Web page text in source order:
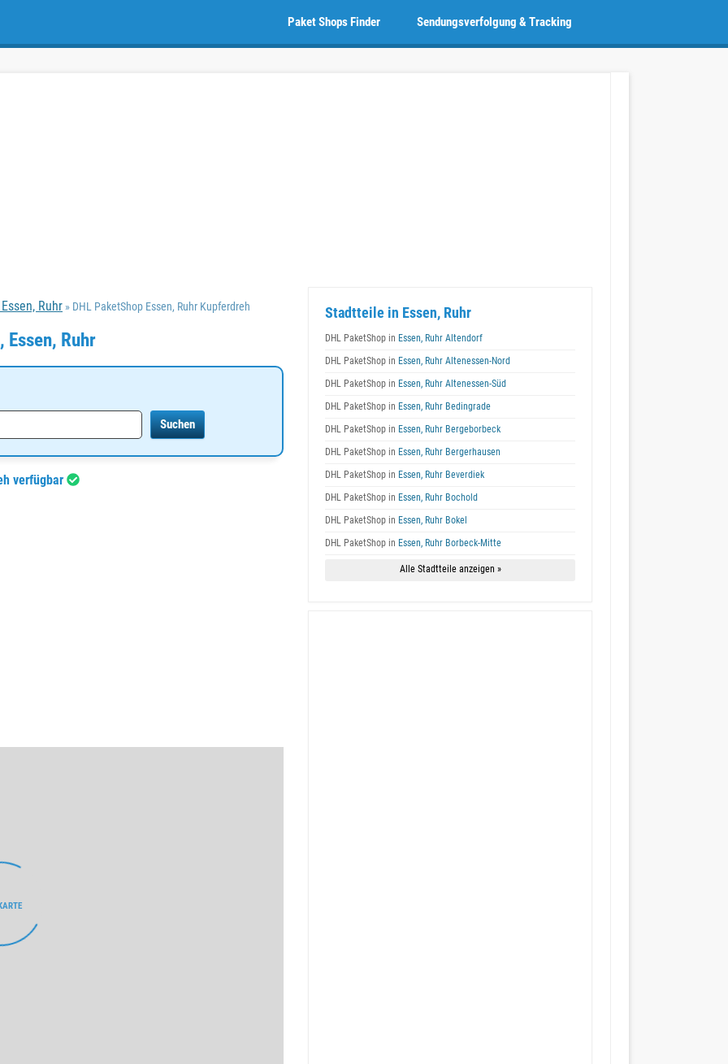
Sendungsverfolgung & Tracking
Paket Shops Finder
Ruhr » DHL PaketShop Essen, Ruhr Kupferdreh
Essen, Ruhr
verfügbar
Stadtteile in Essen, Ruhr
DHL PaketShop in Essen, Ruhr Altendorf
DHL PaketShop in Essen, Ruhr Altenessen-Nord
DHL PaketShop in Essen, Ruhr Altenessen-Süd
DHL PaketShop in Essen, Ruhr Bedingrade
DHL PaketShop in Essen, Ruhr Bergeborbeck
DHL PaketShop in Essen, Ruhr Bergerhausen
DHL PaketShop in Essen, Ruhr Beverdiek
DHL PaketShop in Essen, Ruhr Bochold
DHL PaketShop in Essen, Ruhr Bokel
DHL PaketShop in Essen, Ruhr Borbeck-Mitte
Alle Stadtteile anzeigen »